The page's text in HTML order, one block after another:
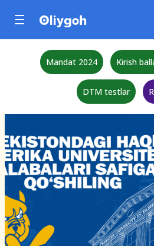
Mandat 2024 Kirish
DTM testlar